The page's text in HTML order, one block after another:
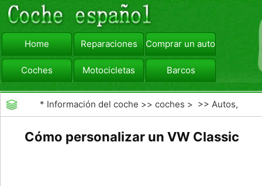
Home Reparaciones Comprar un automóvil
Coches Motocicletas Barcos
viajar Camiones
* Información del coche >>coches > >>Autos,
Cómo personalizar un VW Classic